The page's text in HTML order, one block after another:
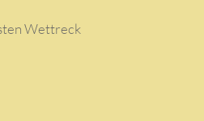
Wettreck